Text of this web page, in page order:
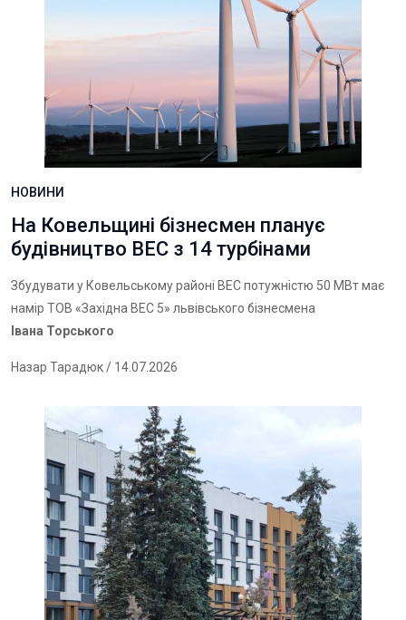
НОВИНИ
На Ковельщині бізнесмен планує
будівництво ВЕС з 14 турбінами
Збудувати у Ковельському районі ВЕС потужністю 50 МВт має
намір ТОВ «Західна ВЕС 5» львівського бізнесмена
Івана Торського
Назар Тарадюк/ 14.07.2026